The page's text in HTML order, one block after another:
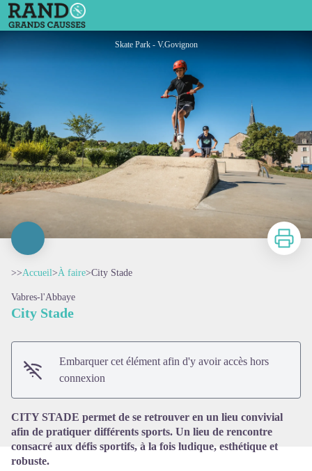
City Stade
Skate Park - V.Govignon
Imprimer
>>Accueil>À faire>City Stade
Vabres-l'Abbaye
City Stade
Embarquer cet élément afin d'y avoir accès hors
connexion
CITY STADE permet de se retrouver en un lieu convivial
afin de pratiquer différents sports. Un lieu de rencontre
consacré aux défis sportifs, à la fois ludique, esthétique et
robuste.